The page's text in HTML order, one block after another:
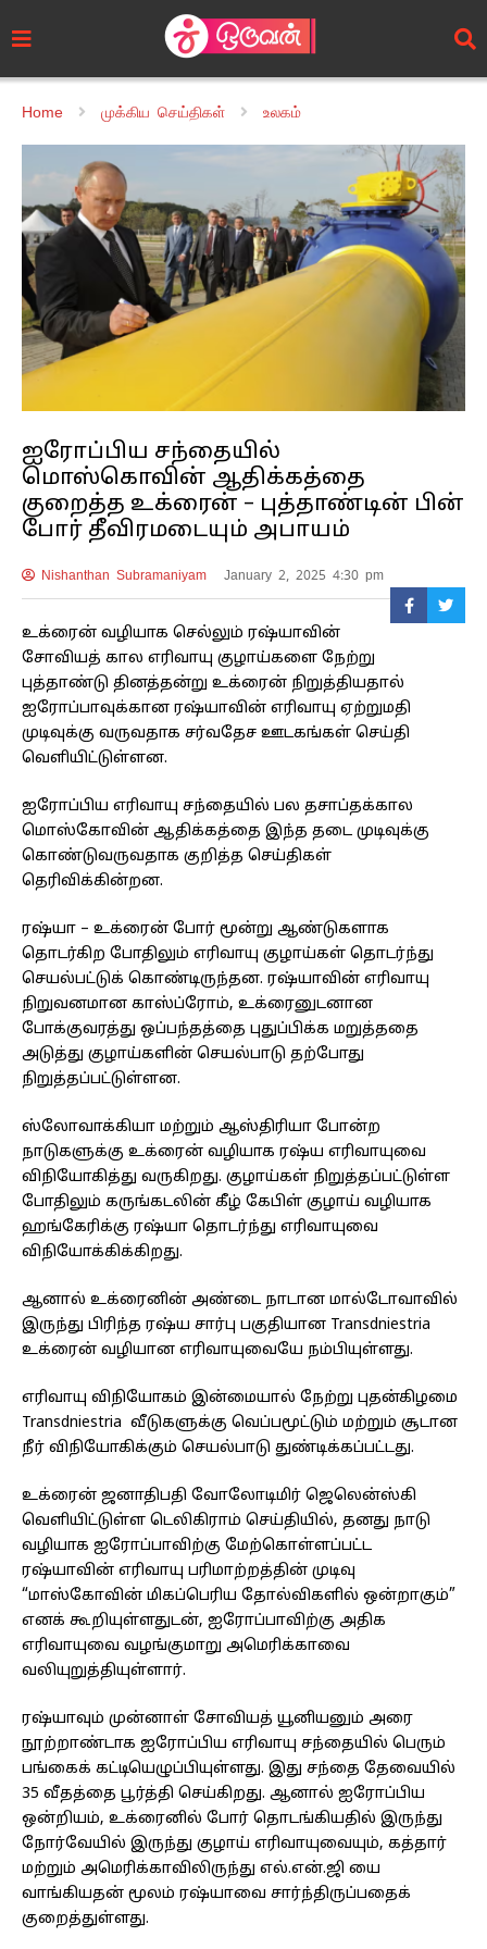
Home முக்கிய செய்திகள் உலகம்
ஐரோப்பிய சந்தையில்
மொஸ்கொவின் ஆதிக்கத்தை
குறைத்த உக்ரைன் – புத்தாண்டின் பின்
போர் தீவிரமடையும் அபாயம்
Nishanthan Subramaniyam January 2, 2025 4:30 pm
உக்ரைன் வழியாக செல்லும் ரஷ்யாவின்
சோவியத் கால எரிவாயு குழாய்களை நேற்று
புத்தாண்டு தினத்தன்று உக்ரைன் நிறுத்தியதால்
ஐரோப்பாவுக்கான ரஷ்யாவின் எரிவாயு ஏற்றுமதி
முடிவுக்கு வருவதாக சர்வதேச ஊடகங்கள் செய்தி
வெளியிட்டுள்ளன.
ஐரோப்பிய எரிவாயு சந்தையில் பல தசாப்தக்கால
மொஸ்கோவின் ஆதிக்கத்தை இந்த தடை முடிவுக்கு
கொண்டுவருவதாக குறித்த செய்திகள்
தெரிவிக்கின்றன.
ரஷ்யா – உக்ரைன் போர் மூன்று ஆண்டுகளாக
தொடர்கிற போதிலும் எரிவாயு குழாய்கள் தொடர்ந்து
செயல்பட்டுக் கொண்டிருந்தன. ரஷ்யாவின் எரிவாயு
நிறுவனமான காஸ்ப்ரோம், உக்ரைனுடனான
போக்குவரத்து ஒப்பந்தத்தை புதுப்பிக்க மறுத்ததை
அடுத்து குழாய்களின் செயல்பாடு தற்போது
நிறுத்தப்பட்டுள்ளன.
ஸ்லோவாக்கியா மற்றும் ஆஸ்திரியா போன்ற
நாடுகளுக்கு உக்ரைன் வழியாக ரஷ்ய எரிவாயுவை
விநியோகித்து வருகிறது. குழாய்கள் நிறுத்தப்பட்டுள்ள
போதிலும் கருங்கடலின் கீழ் கேபிள் குழாய் வழியாக
ஹங்கேரிக்கு ரஷ்யா தொடர்ந்து எரிவாயுவை
விநியோக்கிக்கிறது.
ஆனால் உக்ரைனின் அண்டை நாடான மால்டோவாவில்
இருந்து பிரிந்த ரஷ்ய சார்பு பகுதியான Transdniestria
உக்ரைன் வழியான எரிவாயுவையே நம்பியுள்ளது.
எரிவாயு விநியோகம் இன்மையால் நேற்று புதன்கிழமை
Transdniestria வீடுகளுக்கு வெப்பமூட்டும் மற்றும் சூடான
நீர் விநியோகிக்கும் செயல்பாடு துண்டிக்கப்பட்டது.
உக்ரைன் ஜனாதிபதி வோலோடிமிர் ஜெலென்ஸ்கி
வெளியிட்டுள்ள டெலிகிராம் செய்தியில், தனது நாடு
வழியாக ஐரோப்பாவிற்கு மேற்கொள்ளப்பட்ட
ரஷ்யாவின் எரிவாயு பரிமாற்றத்தின் முடிவு
“மாஸ்கோவின் மிகப்பெரிய தோல்விகளில் ஒன்றாகும்”
எனக் கூறியுள்ளதுடன், ஐரோப்பாவிற்கு அதிக
எரிவாயுவை வழங்குமாறு அமெரிக்காவை
வலியுறுத்தியுள்ளார்.
ரஷ்யாவும் முன்னாள் சோவியத் யூனியனும் அரை
நூற்றாண்டாக ஐரோப்பிய எரிவாயு சந்தையில் பெரும்
பங்கைக் கட்டியெழுப்பியுள்ளது. இது சந்தை தேவையில்
35 வீதத்தை பூர்த்தி செய்கிறது. ஆனால் ஐரோப்பிய
ஒன்றியம், உக்ரைனில் போர் தொடங்கியதில் இருந்து
நோர்வேயில் இருந்து குழாய் எரிவாயுவையும், கத்தார்
மற்றும் அமெரிக்காவிலிருந்து எல்.என்.ஜி யை
வாங்கியதன் மூலம் ரஷ்யாவை சார்ந்திருப்பதைக்
குறைத்துள்ளது.